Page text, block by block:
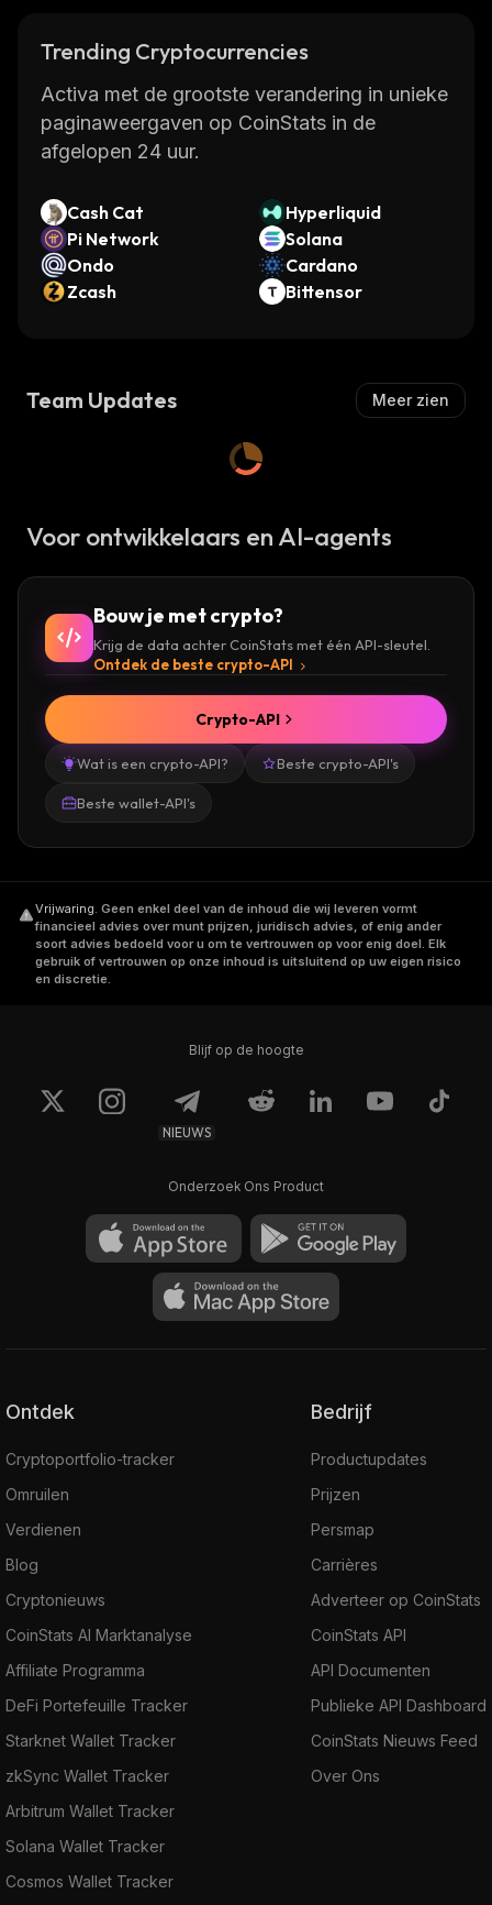
Trending Cryptocurrencies
Activa met de grootste verandering in unieke
paginaweergaven op CoinStats in de
afgelopen 24 uur.
Cash Cat
Hyperliquid
Pi Network
Solana
Ondo
Cardano
Zcash
Bittensor
Team Updates Meer zien
Voor ontwikkelaars en AI-agents
Bouw je met crypto?
Krijg de data achter CoinStats met één API-sleutel.
Ontdek de beste crypto-API
Wat is een crypto-API? Beste crypto-API's
Beste wallet-API's
Crypto-API
Vrijwaring. Geen enkel deel van de inhoud die wij leveren vormt
financieel advies over munt prijzen, juridisch advies, of enig ander
soort advies bedoeld voor u om te vertrouwen op voor enig doel. Elk
gebruik of vertrouwen op onze inhoud is uitsluitend op uw eigen risico
en discretie.
Blijf op de hoogte
NIEUWS
Onderzoek Ons Product
Ontdek
Cryptoportfolio-tracker
Omruilen
Verdienen
Blog
Cryptonieuws
CoinStats AI Marktanalyse
Affiliate Programma
DeFi Portefeuille Tracker
Starknet Wallet Tracker
zkSync Wallet Tracker
Arbitrum Wallet Tracker
Solana Wallet Tracker
Cosmos Wallet Tracker
Bedrijf
Productupdates
Prijzen
Persmap
Carrières
Adverteer op CoinStats
CoinStats API
API Documenten
Publieke API Dashboard
CoinStats Nieuws Feed
Over Ons